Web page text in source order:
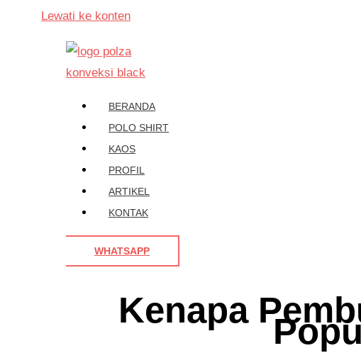
Lewati ke konten
BERANDA
POLO SHIRT
KAOS
PROFIL
ARTIKEL
KONTAK
WHATSAPP
Kenapa